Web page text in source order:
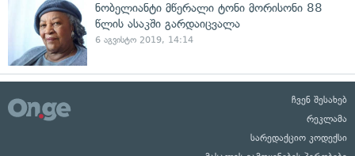
ნობელიანტი მწერალი ტონი მორისონი 88
წლის ასაკში გარდაიცვალა
6 აგვისტო 2019, 14:14
ჩვენ შესახებ
რეკლამა
სარედაქციო კოდექსი